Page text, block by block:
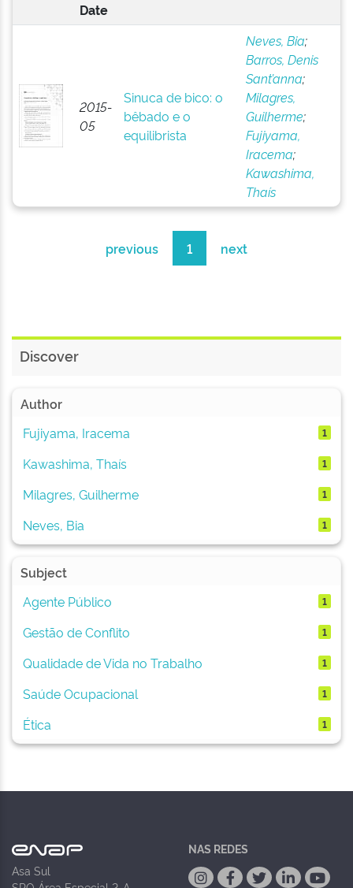
Date
2015-
05
Sinuca de bico: o
bêbado e o
equilibrista
Neves, Bia;
Barros, Denis
Sant’anna;
Milagres,
Guilherme;
Fujiyama,
Iracema;
Kawashima,
Thaís
previous 1 next
Discover
Author
Fujiyama, Iracema
1
Kawashima, Thaís 1
Milagres, Guilherme 1
Neves, Bia 1
Subject
Agente Público
1
Gestão de Conflito 1
Qualidade de Vida no Trabalho 1
Saúde Ocupacional 1
Ética 1
Asa Sul
NAS REDES